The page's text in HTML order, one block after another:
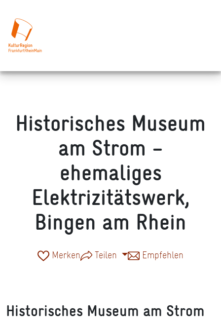
Historisches Museum
am Strom –
ehemaliges
Elektrizitätswerk,
Bingen am Rhein
Merken Teilen Empfehlen
Historisches Museum am Strom